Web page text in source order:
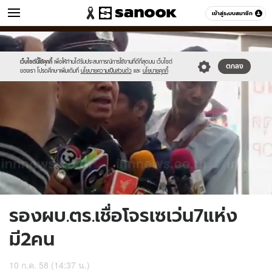
เข้าสู่ระบบสมาชิก
ข่าว หมวดอื่นๆ
เว็บไซต์นี้ใช้คุกกี้ เพื่อให้ท่านได้รับประสบการณ์การใช้งานที่ดีที่สุดบน เว็บไซต์
ของเรา โปรดศึกษาเพิ่มเติมที่ นโยบายความเป็นส่วนตัว และ นโยบายคุกกี้
ตกลง
Sanook
//s.isanook.com/sr/0/images/logo-
new-
sanook.png
600
60
//s.isanook.com/ns/0/ud/365/1827498/631014-
01.jpg
รองผบ.ตร.เชื่อโจรเซเว่น7แห่ง
มี2คน
10 ก.ค. 58 (14:37 น.)